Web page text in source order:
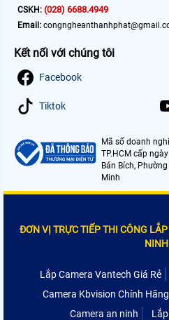
CSKH: (028) 6688.4949
Email:
Kết nối với chúng tôi
Facebook
Tiktok
Mã số doanh
TP.HCM cấp
Bán Bích,
Minh
ĐƠN VỊ TRỰC TIẾP THI CÔNG
NINH
Lắp Camera Vantech Giá Rẻ
Camera Kbvision Chính Hãng
Camera an ninh